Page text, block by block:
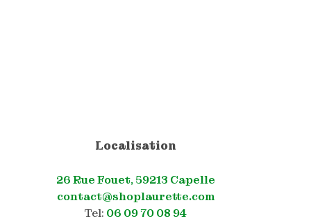
Localisation
26 Rue Fouet, 59213 Capelle
contact@shoplaurette.com
Tel: 06 09 70 08 94